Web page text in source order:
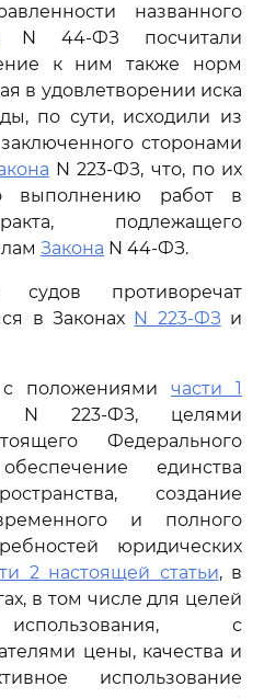
названного
N 44-ФЗ посчитали
к ним также норм
в удовлетворении иска
по сути, исходили из
сторонами
N 223-ФЗ, что, по их
выполнению работ в
подлежащего
Закона N 44-ФЗ.
судов противоречат
в Законах N 223-ФЗ и
с положениями части 1
N 223-ФЗ, целями
Федерального
единства
создание
и полного
юридических
2 настоящей статьи, в
в том числе для целей
с
цены, качества и
использование